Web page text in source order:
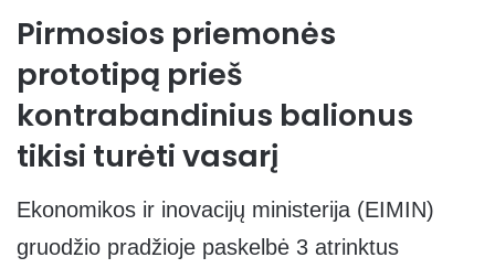
Pirmosios priemonės
prototipą prieš
kontrabandinius balionus
tikisi turėti vasarį
Ekonomikos ir inovacijų ministerija (EIMIN)
gruodžio pradžioje paskelbė 3 atrinktus